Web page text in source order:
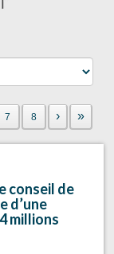
7 8 › »
conseil de
d’une
millions